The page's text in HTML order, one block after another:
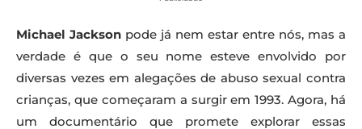
Michael Jackson pode já nem estar entre nós, mas a
verdade é que o seu nome esteve envolvido por
diversas vezes em alegações de abuso sexual contra
crianças, que começaram a surgir em 1993. Agora, há
um documentário que promete explorar essas